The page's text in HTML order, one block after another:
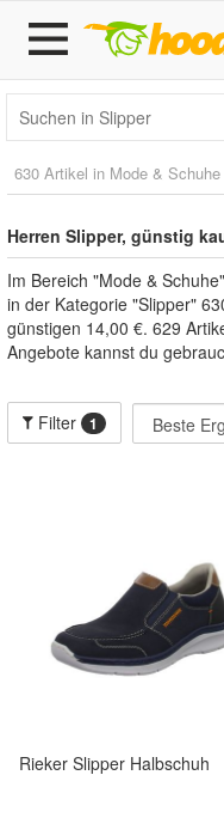
630 Artikel in Mode & Schuhe
Herren Slipper, günstig
Im Bereich "Mode &
in der Kategorie "Slipper"
günstigen 14,00 €. 629
Angebote kannst du
Filter 1
Rieker Slipper Halbschuh